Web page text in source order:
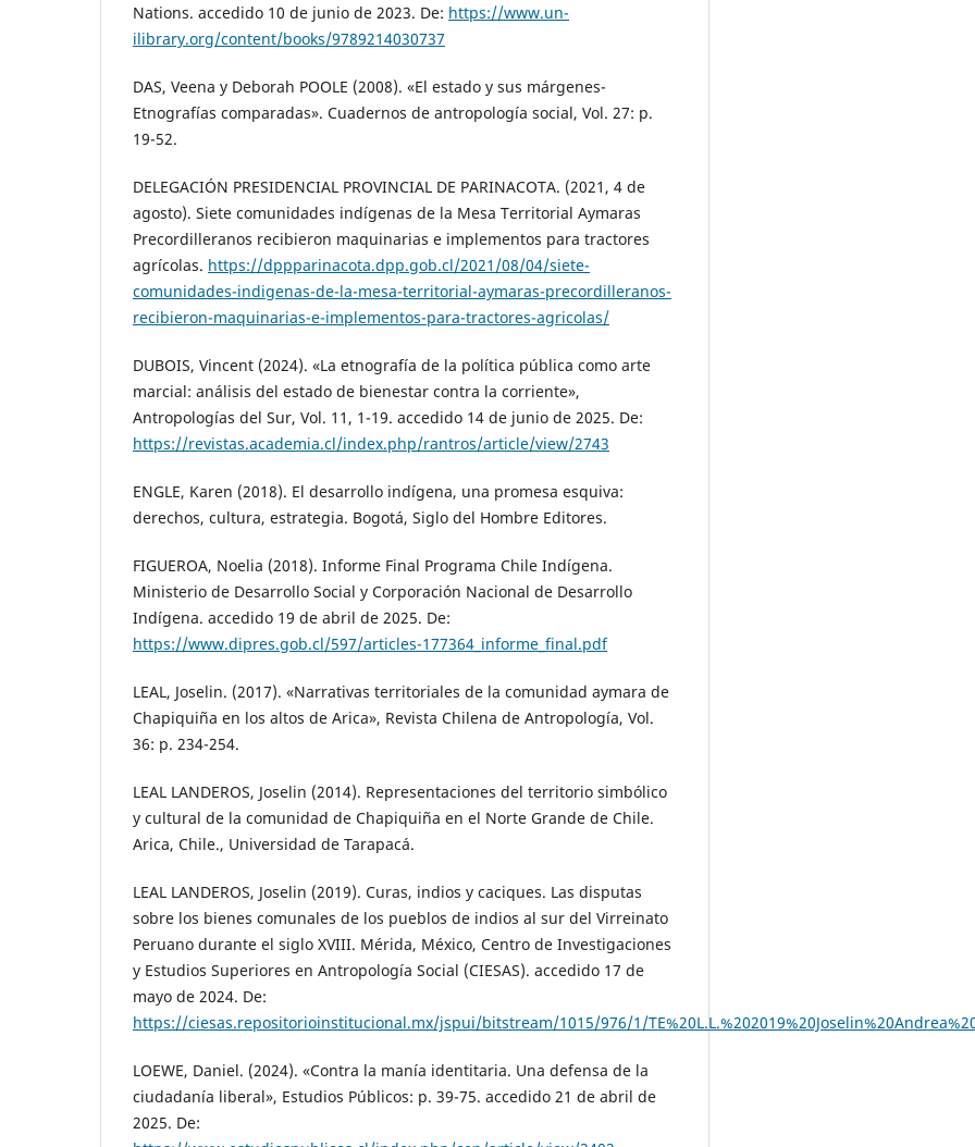
Nations. accedido 10 de junio de 2023. De: https://www.un-
ilibrary.org/content/books/9789214030737
DAS, Veena y Deborah POOLE (2008). «El estado y sus márgenes-
Etnografías comparadas». Cuadernos de antropología social, Vol. 27: p.
19-52.
DELEGACIÓN PRESIDENCIAL PROVINCIAL DE PARINACOTA. (2021, 4 de
agosto). Siete comunidades indígenas de la Mesa Territorial Aymaras
Precordilleranos recibieron maquinarias e implementos para tractores
agrícolas. https://dppparinacota.dpp.gob.cl/2021/08/04/siete-
comunidades-indigenas-de-la-mesa-territorial-aymaras-precordilleranos-
recibieron-maquinarias-e-implementos-para-tractores-agricolas/
DUBOIS, Vincent (2024). «La etnografía de la política pública como arte
marcial: análisis del estado de bienestar contra la corriente»,
Antropologías del Sur, Vol. 11, 1-19. accedido 14 de junio de 2025. De:
https://revistas.academia.cl/index.php/rantros/article/view/2743
ENGLE, Karen (2018). El desarrollo indígena, una promesa esquiva:
derechos, cultura, estrategia. Bogotá, Siglo del Hombre Editores.
FIGUEROA, Noelia (2018). Informe Final Programa Chile Indígena.
Ministerio de Desarrollo Social y Corporación Nacional de Desarrollo
Indígena. accedido 19 de abril de 2025. De:
https://www.dipres.gob.cl/597/articles-177364_informe_final.pdf
LEAL, Joselin. (2017). «Narrativas territoriales de la comunidad aymara de
Chapiquiña en los altos de Arica», Revista Chilena de Antropología, Vol.
36: p. 234-254.
LEAL LANDEROS, Joselin (2014). Representaciones del territorio simbólico
y cultural de la comunidad de Chapiquiña en el Norte Grande de Chile.
Arica, Chile., Universidad de Tarapacá.
LEAL LANDEROS, Joselin (2019). Curas, indios y caciques. Las disputas
sobre los bienes comunales de los pueblos de indios al sur del Virreinato
Peruano durante el siglo XVIII. Mérida, México, Centro de Investigaciones
y Estudios Superiores en Antropología Social (CIESAS). accedido 17 de
mayo de 2024. De:
https://ciesas.repositorioinstitucional.mx/jspui/bitstream/1015/976/1/
LOEWE, Daniel. (2024). «Contra la manía identitaria. Una defensa de la
ciudadanía liberal», Estudios Públicos: p. 39-75. accedido 21 de abril de
2025. De: